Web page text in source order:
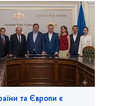
та Європи є